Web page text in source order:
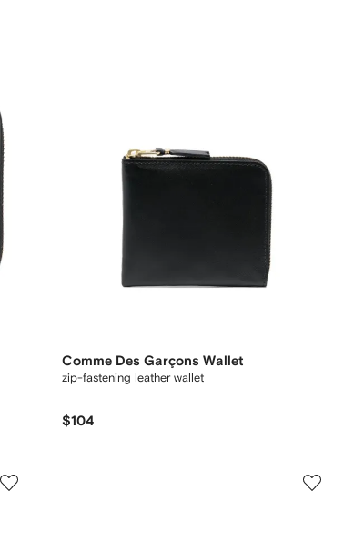
Comme Des Garçons Wallet
zip-fastening leather wallet
$104